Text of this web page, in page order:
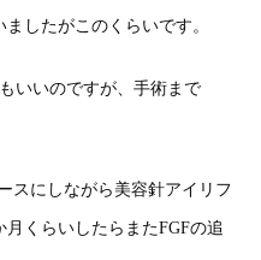
したがこのくらいです。
いいのですが、手術まで
スにしながら美容針アイリフ
月くらいしたらまたFGFの追